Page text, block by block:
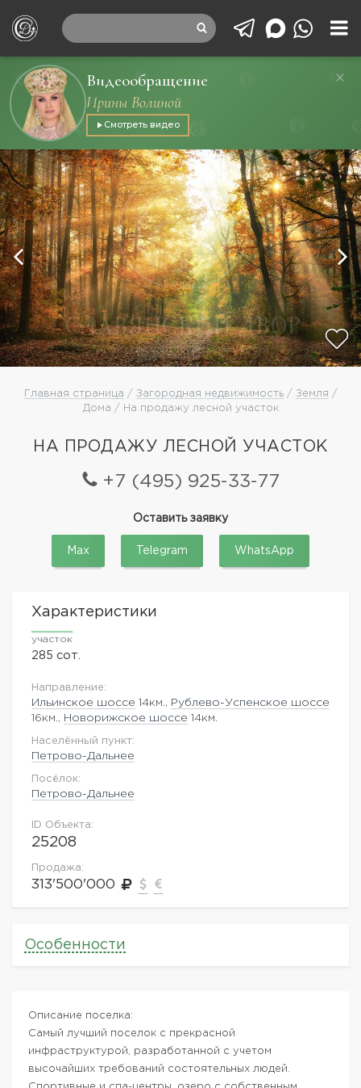
Видеообращение
Ирины Волиной
Смотреть видео
Главная страница / Загородная недвижимость/ Земля /
Дома / На продажу лесной участок
НА ПРОДАЖУ ЛЕСНОЙ УЧАСТОК
+7 (495) 925-33-77
Оставить заявку
Max Telegram WhatsApp
Характеристики
участок
285 сот.
Направление:
Ильинское шоссе 14км.,
Рублево-Успенское шоссе
16км.,
Новорижское шоссе 14км.
Населённый пункт:
Петрово-Дальнее
Посёлок:
Петрово-Дальнее
ID Объекта:
25208
Продажа:
313'500'000
Особенности
Описание поселка:
Самый лучший поселок с прекрасной
инфраструктурой, разработанной с учетом
высочайших требований состоятельных людей.